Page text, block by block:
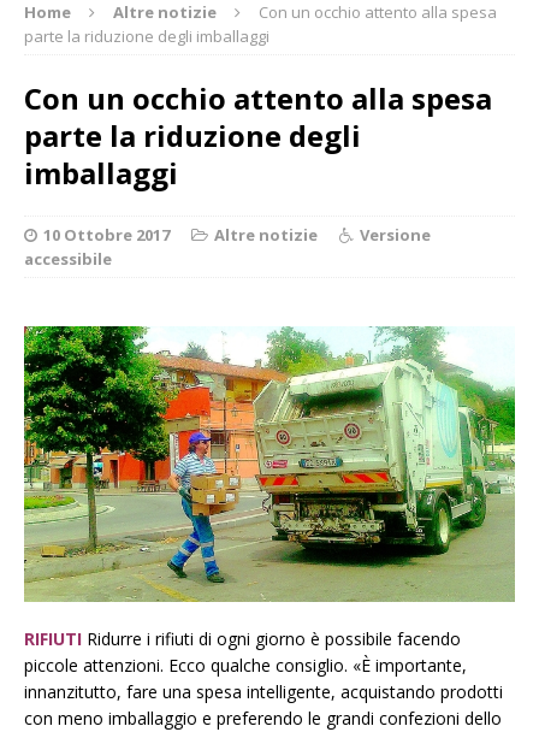
Home Altre notizie
Con un occhio attento alla spesa
parte la riduzione degli imballaggi
Con un occhio attento alla spesa
parte la riduzione degli
imballaggi
10 Ottobre 2017 Altre notizie
Versione
accessibile
RIFIUTI Ridurre i rifiuti di ogni giorno è possibile facendo
piccole attenzioni. Ecco qualche consiglio. «È importante,
innanzitutto, fare una spesa intelligente, acquistando prodotti
con meno imballaggio e preferendo le grandi confezioni dello